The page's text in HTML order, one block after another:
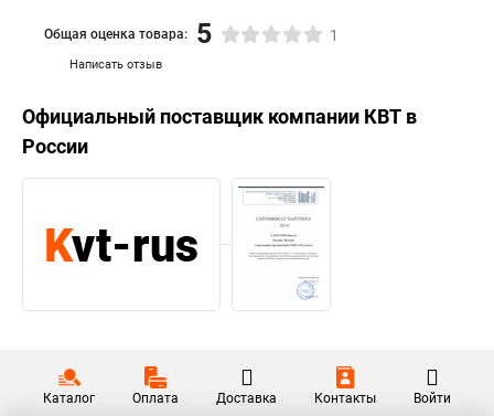
Написать отзыв
Общая оценка товара: 5 1
Официальный поставщик компании КВТ в
России
Каталог Оплата Доставка Контакты Войти